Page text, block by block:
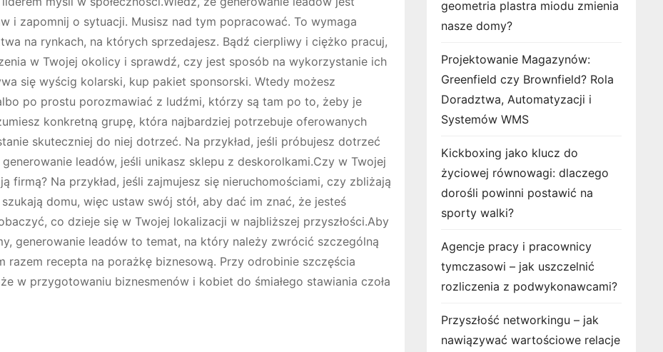
i zapomnij o sytuacji. Musisz nad tym popracować. To wymaga
na rynkach, na których sprzedajesz. Bądź cierpliwy i ciężko pracuj,
w Twojej okolicy i sprawdź, czy jest sposób na wykorzystanie ich
się wyścig kolarski, kup pakiet sponsorski. Wtedy możesz
po prostu porozmawiać z ludźmi, którzy są tam po to, żeby je
konkretną grupę, która najbardziej potrzebuje oferowanych
skuteczniej do niej dotrzeć. Na przykład, jeśli próbujesz dotrzeć
leadów, jeśli unikasz sklepu z deskorolkami.Czy w Twojej
firmą? Na przykład, jeśli zajmujesz się nieruchomościami, czy zbliżają
domu, więc ustaw swój stół, aby dać im znać, że jesteś
co dzieje się w Twojej lokalizacji w najbliższej przyszłości.Aby
generowanie leadów to temat, na który należy zwrócić szczególną
razem recepta na porażkę biznesową. Przy odrobinie szczęścia
w przygotowaniu biznesmenów i kobiet do śmiałego stawiania czoła
geometria plastra miodu zmienia
nasze domy?
Projektowanie Magazynów:
Greenfield czy Brownfield? Rola
Doradztwa, Automatyzacji i
Systemów WMS
Kickboxing jako klucz do
życiowej równowagi: dlaczego
dorośli powinni postawić na
sporty walki?
Agencje pracy i pracownicy
tymczasowi – jak uszczelnić
rozliczenia z podwykonawcami?
Przyszłość networkingu – jak
nawiązywać wartościowe relacje